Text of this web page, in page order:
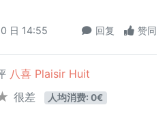
日 14:55 回复 赞同
八喜 Plaisir Huit
很差
人均消费: 0€